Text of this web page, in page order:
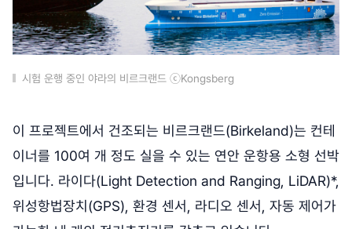
시험 운행 중인 야라의 비르크랜드 ⓒKongsberg
이 프로젝트에서 건조되는 비르크랜드(Birkeland)는 컨테
이너를 100여 개 정도 실을 수 있는 연안 운항용 소형 선박
입니다. 라이다(Light Detection and Ranging, LiDAR)*,
위성항법장치(GPS), 환경 센서, 라디오 센서, 자동 제어가